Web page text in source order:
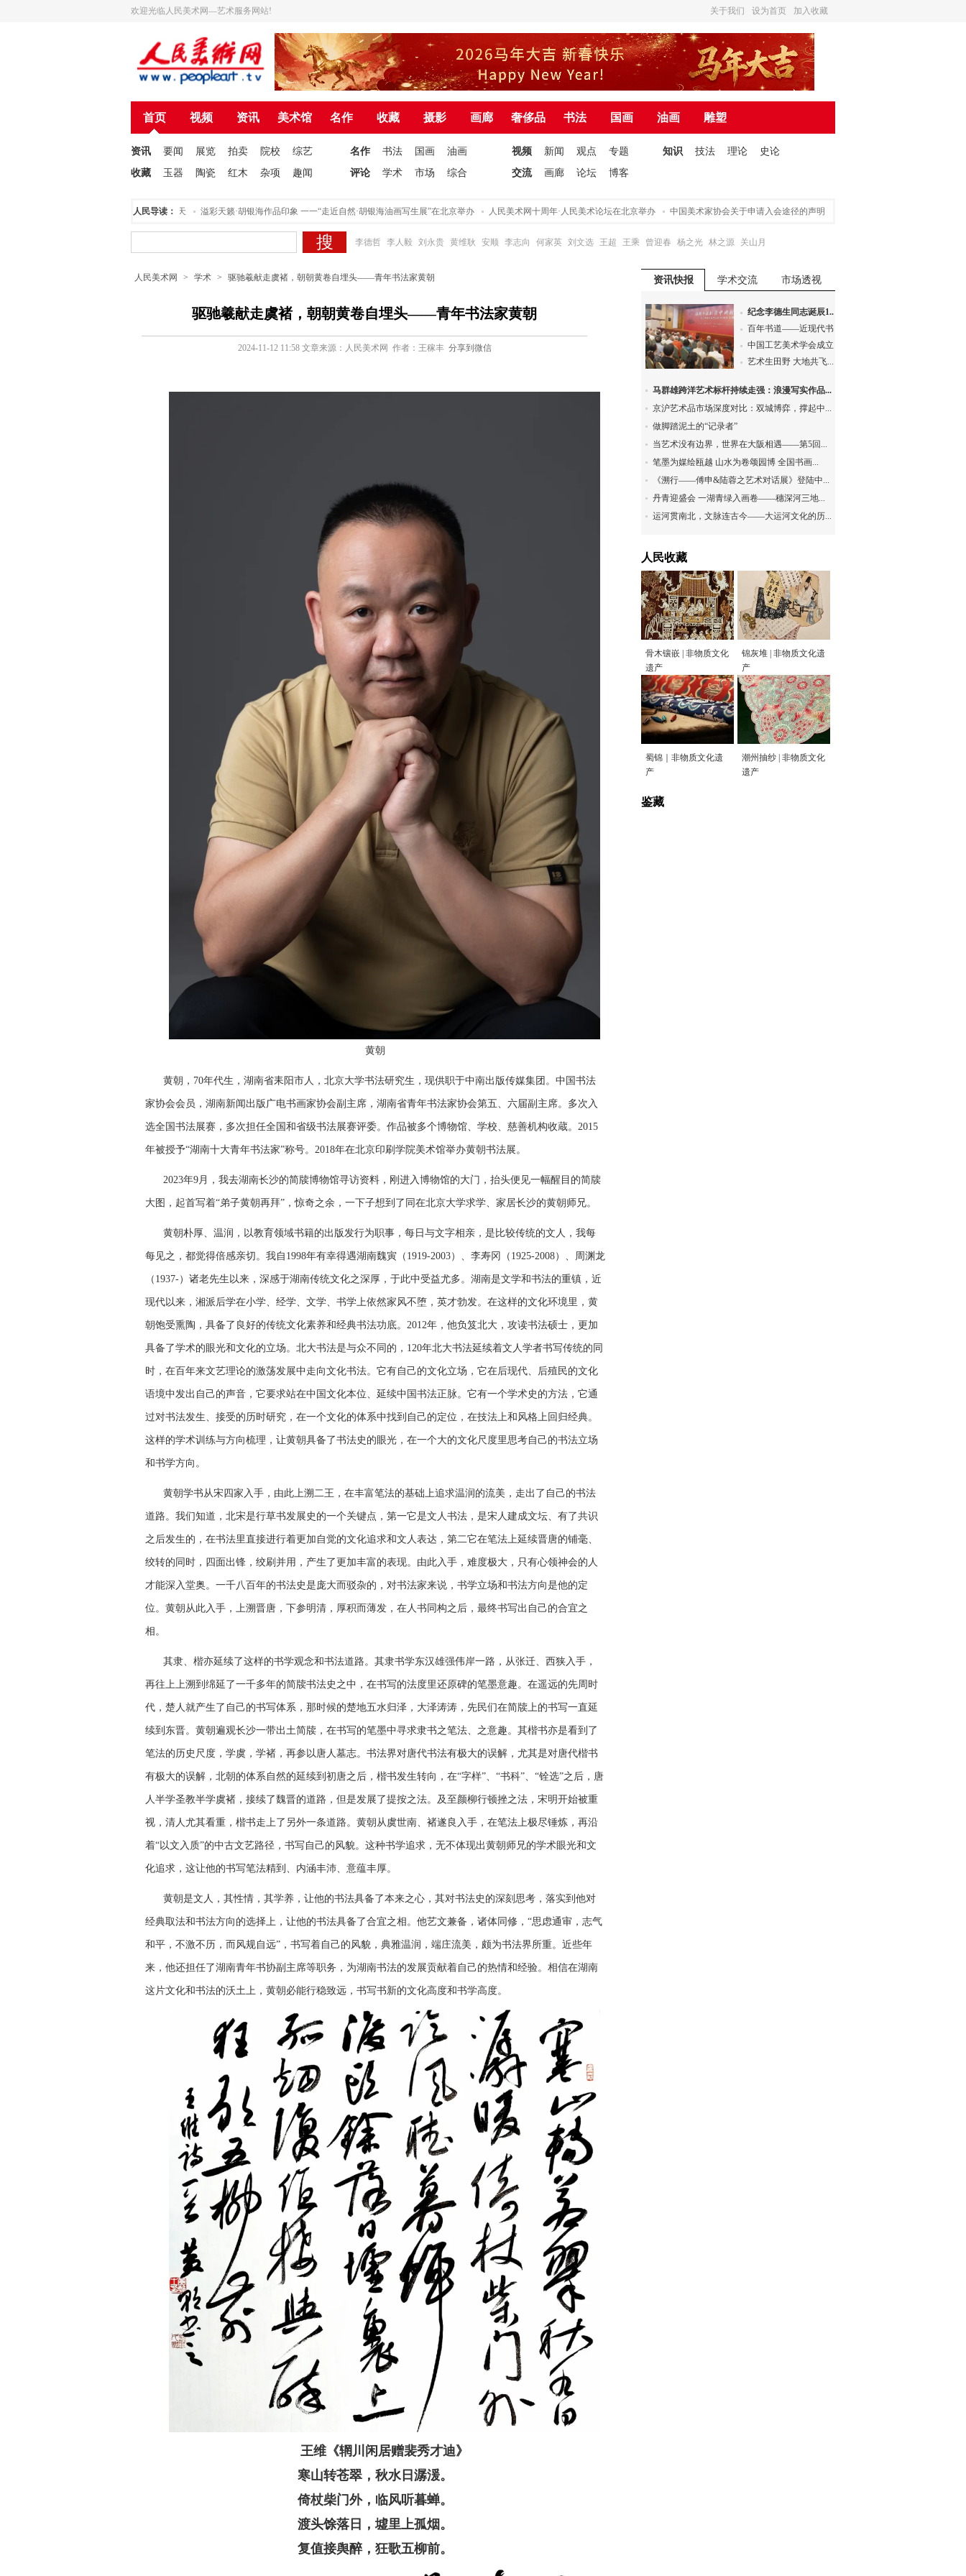
欢迎光临人民美术网—艺术服务网站! 加入收藏
设为首页
关于我们
首页 视频 资讯 美术馆 名作 收藏 摄影 画廊 奢侈品 书法 国画 油画 雕塑
资讯 要闻 展览 拍卖 院校
综艺
收藏
玉器 陶瓷 红木 杂项 趣闻
名作 书法 国画
油画
评论
学术 市场 综合
视频 新闻 观点
专题
交流
画廊 论坛 博客
知识 技法 理论 史论
人民导读：
为人民美术网托起美好的明天 溢彩天籁·胡银海作品印象 一一“走近自然·胡银海油画写生展”在北京举办 人民美术网十周年·人民美术论坛在北京举办 中国美术家协会关于申请入会途径的声明 营造诗书画一体的文化氛围 ——“东书房
李德哲 李人毅 刘永贵 黄维耿 安顺 李志向 何家英 刘文选 王超 王乘 曾迎春 杨之光 林之源 关山月
人民美术网 > 学术 > 驱驰羲献走虞褚，朝朝黄卷自埋头——青年书法家黄朝
驱驰羲献走虞褚，朝朝黄卷自埋头——青年书法家黄朝
2024-11-12 11:58 文章来源：人民美术网 作者：王稼丰 分享到微信
黄朝
黄朝，70年代生，湖南省耒阳市人，北京大学书法研究生，现供职于中南出版传媒集团。中国书法
家协会会员，湖南新闻出版广电书画家协会副主席，湖南省青年书法家协会第五、六届副主席。多次入
选全国书法展赛，多次担任全国和省级书法展赛评委。作品被多个博物馆、学校、慈善机构收蔵。2015
年被授予“湖南十大青年书法家”称号。2018年在北京印刷学院美术馆举办黄朝书法展。
2023年9月，我去湖南长沙的简牍博物馆寻访资料，刚进入博物馆的大门，抬头便见一幅醒目的简牍
大图，起首写着“弟子黄朝再拜”，惊奇之余，一下子想到了同在北京大学求学、家居长沙的黄朝师兄。
黄朝朴厚、温润，以教育领域书籍的出版发行为职事，每日与文字相亲，是比较传统的文人，我每
每见之，都觉得倍感亲切。我自1998年有幸得遇湖南魏寅（1919-2003）、李寿冈（1925-2008）、周渊龙
（1937-）诸老先生以来，深感于湖南传统文化之深厚，于此中受益尤多。湖南是文学和书法的重镇，近
现代以来，湘派后学在小学、经学、文学、书学上依然家风不堕，英才勃发。在这样的文化环境里，黄
朝饱受熏陶，具备了良好的传统文化素养和经典书法功底。2012年，他负笈北大，攻读书法硕士，更加
具备了学术的眼光和文化的立场。北大书法是与众不同的，120年北大书法延续着文人学者书写传统的同
时，在百年来文艺理论的激荡发展中走向文化书法。它有自己的文化立场，它在后现代、后殖民的文化
语境中发出自己的声音，它要求站在中国文化本位、延续中国书法正脉。它有一个学术史的方法，它通
过对书法发生、接受的历时研究，在一个文化的体系中找到自己的定位，在技法上和风格上回归经典。
这样的学术训练与方向梳理，让黄朝具备了书法史的眼光，在一个大的文化尺度里思考自己的书法立场
和书学方向。
黄朝学书从宋四家入手，由此上溯二王，在丰富笔法的基础上追求温润的流美，走出了自己的书法
道路。我们知道，北宋是行草书发展史的一个关键点，第一它是文人书法，是宋人建成文坛、有了共识
之后发生的，在书法里直接进行着更加自觉的文化追求和文人表达，第二它在笔法上延续晋唐的铺毫、
绞转的同时，四面出锋，绞刷并用，产生了更加丰富的表现。由此入手，难度极大，只有心领神会的人
才能深入堂奥。一千八百年的书法史是庞大而驳杂的，对书法家来说，书学立场和书法方向是他的定
位。黄朝从此入手，上溯晋唐，下参明清，厚积而薄发，在人书同构之后，最终书写出自己的合宜之
相。
其隶、楷亦延续了这样的书学观念和书法道路。其隶书学东汉雄强伟岸一路，从张迁、西狭入手，
再往上上溯到绵延了一千多年的简牍书法史之中，在书写的法度里还原碑的笔墨意趣。在遥远的先周时
代，楚人就产生了自己的书写体系，那时候的楚地五水归泽，大泽涛涛，先民们在简牍上的书写一直延
续到东晋。黄朝遍观长沙一带出土简牍，在书写的笔墨中寻求隶书之笔法、之意趣。其楷书亦是看到了
笔法的历史尺度，学虞，学褚，再参以唐人墓志。书法界对唐代书法有极大的误解，尤其是对唐代楷书
有极大的误解，北朝的体系自然的延续到初唐之后，楷书发生转向，在“字样”、“书科”、“铨选”之后，唐
人半学圣教半学虞褚，接续了魏晋的道路，但是发展了提按之法。及至颜柳行顿挫之法，宋明开始被重
视，清人尤其看重，楷书走上了另外一条道路。黄朝从虞世南、褚遂良入手，在笔法上极尽锤炼，再沿
着“以文入质”的中古文艺路径，书写自己的风貌。这种书学追求，无不体现出黄朝师兄的学术眼光和文
化追求，这让他的书写笔法精到、内涵丰沛、意蕴丰厚。
黄朝是文人，其性情，其学养，让他的书法具备了本来之心，其对书法史的深刻思考，落实到他对
经典取法和书法方向的选择上，让他的书法具备了合宜之相。他艺文兼备，诸体同修，“思虑通审，志气
和平，不激不历，而风规自远”，书写着自己的风貌，典雅温润，端庄流美，颇为书法界所重。近些年
来，他还担任了湖南青年书协副主席等职务，为湖南书法的发展贡献着自己的热情和经验。相信在湖南
这片文化和书法的沃土上，黄朝必能行稳致远，书写书新的文化高度和书学高度。
王维《辋川闲居赠裴秀才迪》
寒山转苍翠，秋水日潺湲。
倚杖柴门外，临风听暮蝉。
渡头馀落日，墟里上孤烟。
复值接舆醉，狂歌五柳前。
资讯快报 学术交流 市场透视
纪念李德生同志诞辰1...
百年书道——近现代书...
中国工艺美术学会成立...
艺术生田野 大地共飞...
马群雄跨洋艺术标杆持续走强：浪漫写实作品...
京沪艺术品市场深度对比：双城博弈，撑起中...
做脚踏泥土的“记录者”
当艺术没有边界，世界在大阪相遇——第5回...
笔墨为媒绘瓯越 山水为卷颂园博 全国书画...
《溯行——傅申&陆蓉之艺术对话展》登陆中...
丹青迎盛会 一湖青绿入画卷——穗深河三地...
运河贯南北，文脉连古今——大运河文化的历...
人民收藏
骨木镶嵌 | 非物质文化
遗产
锦灰堆 | 非物质文化遗
产
蜀锦｜非物质文化遗
产
潮州抽纱 | 非物质文化
遗产
鉴藏